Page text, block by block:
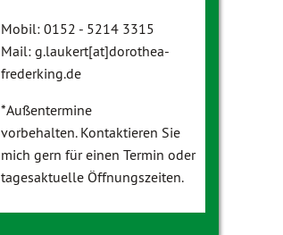
Mobil: 0152 - 5214 3315
Mail: g.laukert[at]dorothea-
frederking.de
*Außentermine
vorbehalten. Kontaktieren Sie
mich gern für einen Termin oder
tagesaktuelle Öffnungszeiten.